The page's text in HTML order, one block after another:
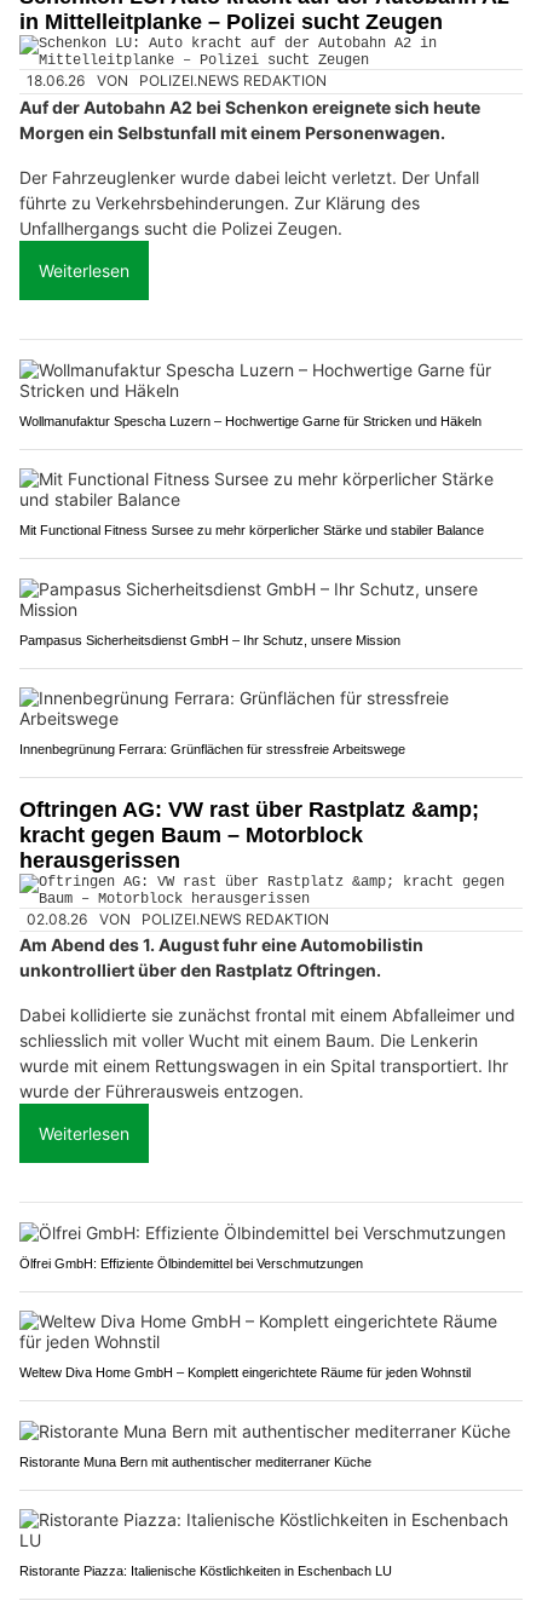
in Mittelleitplanke – Polizei sucht Zeugen
18.06.26 VON POLIZEI.NEWS REDAKTION
Auf der Autobahn A2 bei Schenkon ereignete sich heute
Morgen ein Selbstunfall mit einem Personenwagen.
Der Fahrzeuglenker wurde dabei leicht verletzt. Der Unfall
führte zu Verkehrsbehinderungen. Zur Klärung des
Unfallhergangs sucht die Polizei Zeugen.
Weiterlesen
Wollmanufaktur Spescha Luzern – Hochwertige Garne für Stricken und Häkeln
Mit Functional Fitness Sursee zu mehr körperlicher Stärke und stabiler Balance
Pampasus Sicherheitsdienst GmbH – Ihr Schutz, unsere Mission
Innenbegrünung Ferrara: Grünflächen für stressfreie Arbeitswege
Oftringen AG: VW rast über Rastplatz &amp;
kracht gegen Baum – Motorblock
herausgerissen
02.08.26 VON POLIZEI.NEWS REDAKTION
Am Abend des 1. August fuhr eine Automobilistin
unkontrolliert über den Rastplatz Oftringen.
Dabei kollidierte sie zunächst frontal mit einem Abfalleimer und
schliesslich mit voller Wucht mit einem Baum. Die Lenkerin
wurde mit einem Rettungswagen in ein Spital transportiert. Ihr
wurde der Führerausweis entzogen.
Weiterlesen
Ölfrei GmbH: Effiziente Ölbindemittel bei Verschmutzungen
Weltew Diva Home GmbH – Komplett eingerichtete Räume für jeden Wohnstil
Ristorante Muna Bern mit authentischer mediterraner Küche
Ristorante Piazza: Italienische Köstlichkeiten in Eschenbach LU